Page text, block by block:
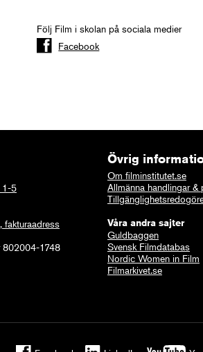
Följ Film i skolan på sociala medier
Facebook
1-5
fakturaadress
802004-1748
Övrig
Om filminstitutet.se
Allmänna handlingar
Våra andra sajter
Guldbaggen
Svensk Filmdatabas
Nordic Women in Film
Filmarkivet.se